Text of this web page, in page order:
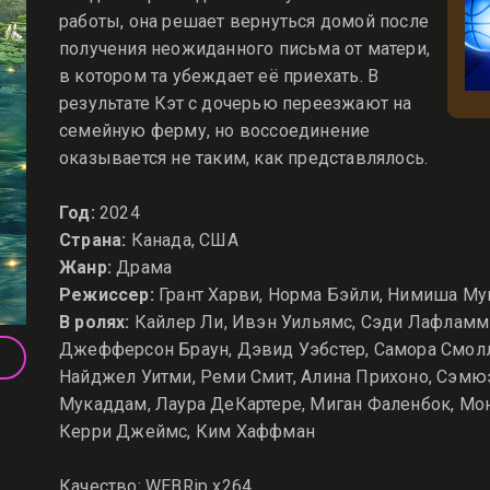
работы, она решает вернуться домой после
получения неожиданного письма от матери,
в котором та убеждает её приехать. В
результате Кэт с дочерью переезжают на
семейную ферму, но воссоединение
оказывается не таким, как представлялось.
Год: 2024
Страна: Канада, США
Жанр: Драма
Режиссер: Грант Харви, Норма Бэйли, Нимиша
В ролях: Кайлер Ли, Ивэн Уильямс, Сэди
Джефферсон Браун, Дэвид Уэбстер, Самора
Найджел Уитми, Реми Смит, Алина Прихоно,
Мукаддам, Лаура ДеКартере, Миган Фаленбок,
Керри Джеймс, Ким Хаффман